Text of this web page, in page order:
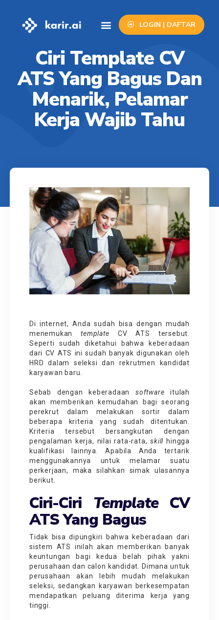
LOGIN | DAFTAR
Ciri Template CV
ATS Yang Bagus Dan
Menarik, Pelamar
Kerja Wajib Tahu
Di internet, Anda sudah bisa dengan mudah
menemukan
template CV ATS tersebut.
Seperti sudah diketahui bahwa keberadaan
dari CV ATS ini sudah banyak digunakan oleh
HRD dalam seleksi dan rekrutmen kandidat
karyawan baru.
Sebab dengan keberadaansoftwareitulah
akan memberikan kemudahan bagi seorang
perekrut dalam melakukan sortir dalam
beberapa kriteria yang sudah ditentukan.
Kriteria tersebut bersangkutan dengan
pengalaman kerja, nilai rata-rata,skill hingga
kualifikasi lainnya. Apabila Anda tertarik
menggunakannya untuk melamar suatu
perkerjaan, maka silahkan simak ulasannya
berikut.
Ciri-Ciri Template CV
ATS Yang Bagus
Tidak bisa dipungkiri bahwa keberadaan dari
sistem ATS inilah akan memberikan banyak
keuntungan bagi kedua belah pihak yakni
perusahaan dan calon kandidat. Dimana untuk
perusahaan akan lebih mudah melakukan
seleksi, sedangkan karyawan berkesempatan
mendapatkan peluang diterima kerja yang
tinggi.